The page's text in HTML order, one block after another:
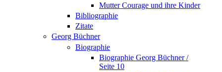
Mutter Courage und ihre Kinder
Bibliographie
Zitate
Georg Büchner
Biographie
Biographie Georg Büchner /
Seite 10